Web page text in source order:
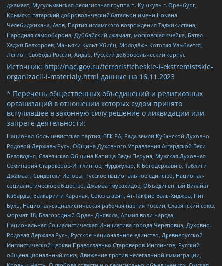
джамаат, Мусульманская религиозная группа п. Кушкуль г. Оренбург,
Крымско-татарский добровольческий батальон имени Номана
Челебиджихана, Азов, Партия исламского возрождения Таджикистана,
Народная самооборона, Дуббайский джамаат, московская ячейка, Батал-
Хаджи Белхороев, Маньяки Культ Убийц, Молодёжь Которая Улыбается,
Легион Свобода России, Айдар, Русский добровольческий корпус
Источник: http://nac.gov.ru/terroristicheskie-i-ekstremistskie-
organizacii-i-materialy.html данные на 16.11.2023
* Перечень общественных объединений и религиозных
организаций в отношении которых судом принято
вступившее в законную силу решение о ликвидации или
запрете деятельности:
Национал-большевистская партия, ВЕК РА, Рада земли Кубанской Духовно
Родовой Державы Русь, Община Духовного Управления Асгардской Веси
Беловодья, Славянская Община Капища Веды Перуна, Мужская Духовная
Семинария Староверов-Инглингов, Нурджулар, К Богодержавию, Таблиги
Джамаат, Свидетели Иеговы, Русское национальное единство, Национал-
социалистическое общество, Джамаат мувахидов, Объединенный Вилайат
Кабарды, Балкарии и Карачая, Союз славян, Ат-Такфир Валь-Хиджра, Пит
Буль, Национал-социалистическая рабочая партия России, Славянский союз,
Формат-18, Благородный Орден Дьявола, Армия воли народа,
Национальная Социалистическая Инициатива города Череповца, Духовно-
Родовая Держава Русь, Русское национальное единство, Древнерусской
Инглистической церкви Православных Староверов-Инглингов, Русский
общенациональный союз, Движение против нелегальной иммиграции,